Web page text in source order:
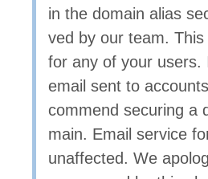
in the domain alias
ved by our team.
for any of your users.
email sent to
commend securing a
main. Email service
unaffected. We